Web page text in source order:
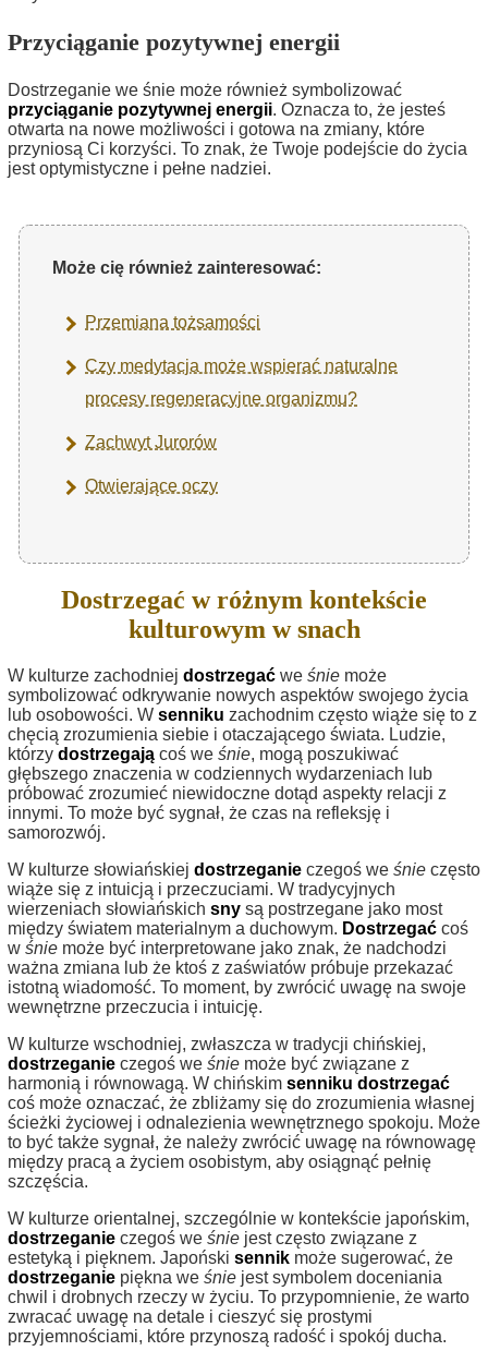
Przyciąganie pozytywnej energii
Dostrzeganie we śnie może również symbolizować
przyciąganie pozytywnej energii. Oznacza to, że jesteś
otwarta na nowe możliwości i gotowa na zmiany, które
przyniosą Ci korzyści. To znak, że Twoje podejście do życia
jest optymistyczne i pełne nadziei.
Może cię również zainteresować:
Przemiana tożsamości
Czy medytacja może wspierać naturalne
procesy regeneracyjne organizmu?
Zachwyt Jurorów
Otwierające oczy
Dostrzegać w różnym kontekście
kulturowym w snach
W kulturze zachodniej dostrzegać we śnie może
symbolizować odkrywanie nowych aspektów swojego życia
lub osobowości. W senniku zachodnim często wiąże się to z
chęcią zrozumienia siebie i otaczającego świata. Ludzie,
którzy dostrzegają coś we śnie, mogą poszukiwać
głębszego znaczenia w codziennych wydarzeniach lub
próbować zrozumieć niewidoczne dotąd aspekty relacji z
innymi. To może być sygnał, że czas na refleksję i
samorozwój.
W kulturze słowiańskiej dostrzeganie czegoś we śnie często
wiąże się z intuicją i przeczuciami. W tradycyjnych
wierzeniach słowiańskich sny są postrzegane jako most
między światem materialnym a duchowym. Dostrzegać coś
w śnie może być interpretowane jako znak, że nadchodzi
ważna zmiana lub że ktoś z zaświatów próbuje przekazać
istotną wiadomość. To moment, by zwrócić uwagę na swoje
wewnętrzne przeczucia i intuicję.
W kulturze wschodniej, zwłaszcza w tradycji chińskiej,
dostrzeganie czegoś we śnie może być związane z
harmonią i równowagą. W chińskim senniku dostrzegać
coś może oznaczać, że zbliżamy się do zrozumienia własnej
ścieżki życiowej i odnalezienia wewnętrznego spokoju. Może
to być także sygnał, że należy zwrócić uwagę na równowagę
między pracą a życiem osobistym, aby osiągnąć pełnię
szczęścia.
W kulturze orientalnej, szczególnie w kontekście japońskim,
dostrzeganie czegoś we śnie jest często związane z
estetyką i pięknem. Japoński sennik może sugerować, że
dostrzeganie piękna we śnie jest symbolem doceniania
chwil i drobnych rzeczy w życiu. To przypomnienie, że warto
zwracać uwagę na detale i cieszyć się prostymi
przyjemnościami, które przynoszą radość i spokój ducha.